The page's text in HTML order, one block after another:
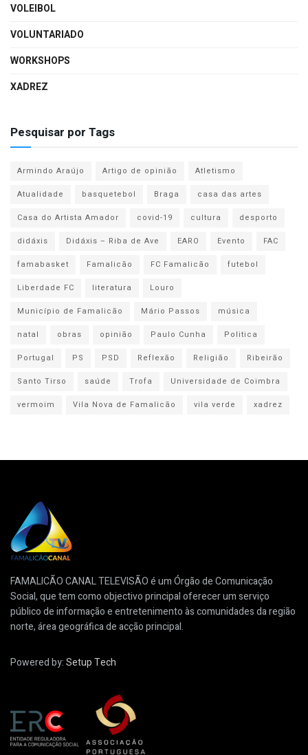
VOLEIBOL
VOLUNTARIADO
WORKSHOPS
XADREZ
Pesquisar por Tags
Armindo Araújo Artigo de opinião
Atletismo
Atualidade
basquetebol Braga
casa das artes
Casa do Artista Amador
covid-19 cultura
desporto
didáxis
Didáxis – Riba de Ave EARO Evento
FAC
famabasket
Famalicão FC Famalicão
futebol
Liberdade FC
literatura
Louro
Município de Famalicão
Mário Passos
música
natal
obras opinião Paulo Cunha
Politica
Portugal
PS PSD Reflexão Religião
Ribeirão
Santo Tirso
saúde Trofa
Universidade de Coimbra
vermoim
Vila Nova de Famalicão vila verde xadrez
FAMALICÃO CANAL TELEVISÃO é um Órgão de Comunicação
Social, que tem como objectivo principal oferecer um serviço
público de informação e entretenimento às comunidades da região
norte, área geográfica de acção principal.
Powered by:Setup Tech